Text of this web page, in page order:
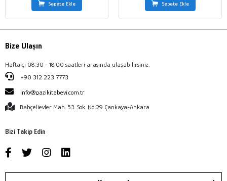
Sepete Ekle Sepete Ekle
Bize Ulaşın
Haftaiçi 08:30 - 18:00 saatleri arasında ulaşabilirsiniz.
+90 312 223 7773
info@gazikitabevi.com.tr
Bahçelievler Mah. 53. Sok. No:29 Çankaya-Ankara
Bizi Takip Edin